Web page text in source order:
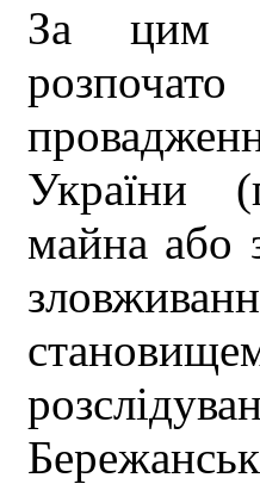
За цим
України
майна або